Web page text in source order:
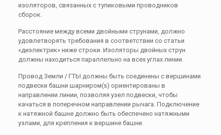
изоляторов, связанных с тупиковыми проводников
сборок.
Расстояние между всеми двойными струнами, должно
удовлетворять требования в соответствии со статьи
«диэлектрик» ниже строки. Изоляторы двойных струн
должны находиться параллельно на всех углах линии.
Провод Земли / ГТЫ должны быть соединены с вершинами
подвески башни шарниром(s) ориентированы в
направлении линии, позволяя узел подвески, чтобы
качаться в поперечном направлении рычага. Подключение
к натяжной башне должно быть обеспечено натяжными
узлами, для крепления к вершине башни.